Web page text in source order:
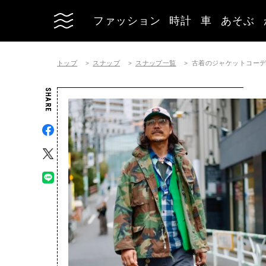
ファッション 時計 車 あそぶ
トップ スナップ スナップ一覧 古着のジャケットコー
SHARE